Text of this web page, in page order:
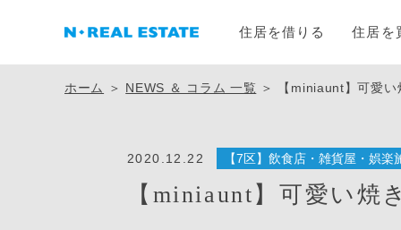
住居を借りる 住居を
ホーム ＞ NEWS ＆ コラム 一覧 ＞ 【miniaunt】可愛
2020.12.22 【7区】飲食店・雑貨屋・娯楽
【miniaunt】可愛い焼